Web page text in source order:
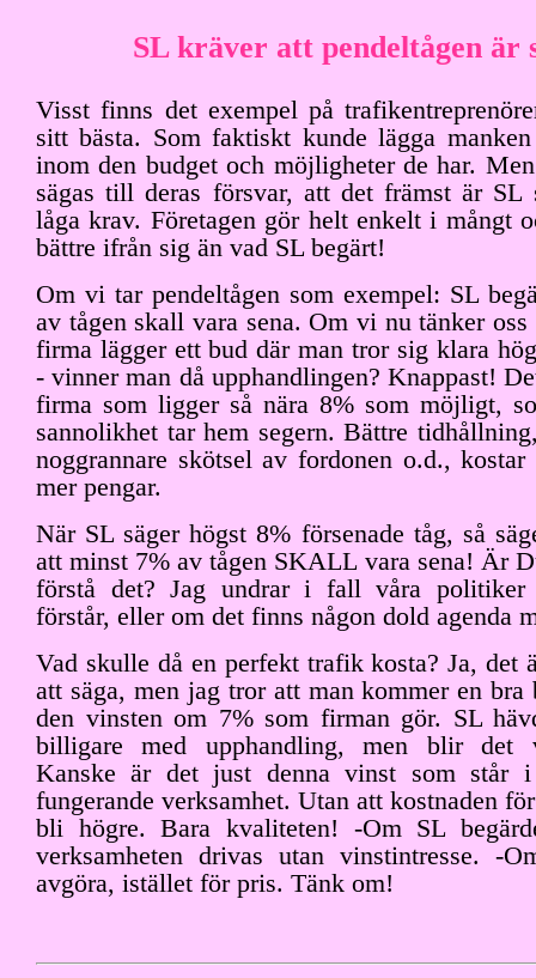
SL kräver att pendeltågen är
Visst finns det exempel på
sitt bästa. Som faktiskt kunde lägga
inom den budget och möjligheter de har.
sägas till deras försvar, att det främst är SL
låga krav. Företagen gör helt enkelt i mångt
bättre ifrån sig än vad SL begärt!
Om vi tar pendeltågen som exempel: SL
av tågen skall vara sena. Om vi nu tänker
firma lägger ett bud där man tror sig klara
- vinner man då upphandlingen? Knappast!
firma som ligger så nära 8% som möjligt,
sannolikhet tar hem segern. Bättre
noggrannare skötsel av fordonen o.d.,
mer pengar.
När SL säger högst 8% försenade tåg, så
att minst 7% av tågen SKALL vara sena! Är
förstå det? Jag undrar i fall våra politiker
förstår, eller om det finns någon dold agenda
Vad skulle då en perfekt trafik kosta? Ja, det
att säga, men jag tror att man kommer en bra
den vinsten om 7% som firman gör. SL
billigare med upphandling, men blir det
Kanske är det just denna vinst som står
fungerande verksamhet. Utan att kostnaden
bli högre. Bara kvaliteten! -Om SL
verksamheten drivas utan vinstintresse. -
avgöra, istället för pris. Tänk om!